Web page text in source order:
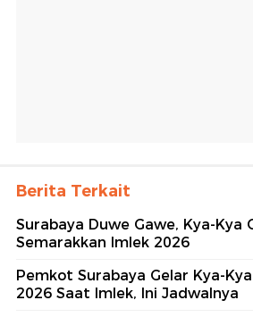
Berita Terkait
Surabaya Duwe Gawe, Kya-Kya
Semarakkan Imlek 2026
Pemkot Surabaya Gelar Kya-
2026 Saat Imlek, Ini Jadwalnya